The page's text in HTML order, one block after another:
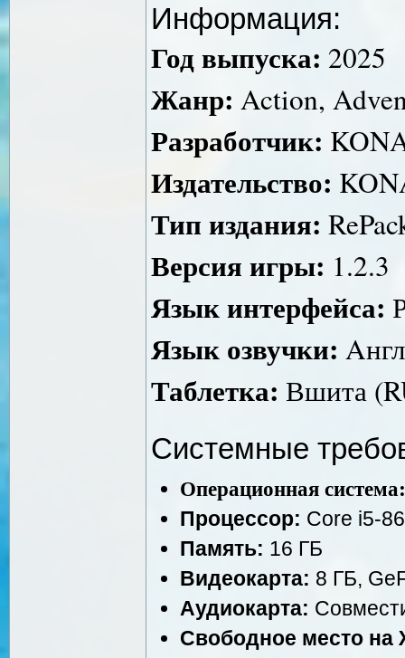
Информация:
Год выпуска: 2025
Жанр: Action,
Разработчик:
Издательство:
Тип издания:
Версия игры: 1.2.3
Язык интерфейса:
Язык озвучки:
Таблетка: Вшита
Системные
Операционная система:
Процессор: Core i5-
Память: 16 ГБ
Видеокарта: 8 ГБ,
Аудиокарта:
Свободное место